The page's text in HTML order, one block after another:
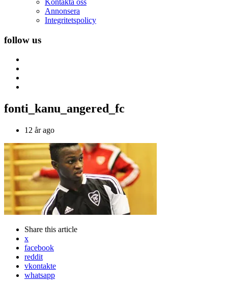
Kontakta oss
Annonsera
Integritetspolicy
follow us
fonti_kanu_angered_fc
12 år ago
Share this article
x
facebook
reddit
vkontakte
whatsapp